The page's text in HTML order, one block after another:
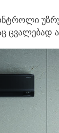
ცვალებად